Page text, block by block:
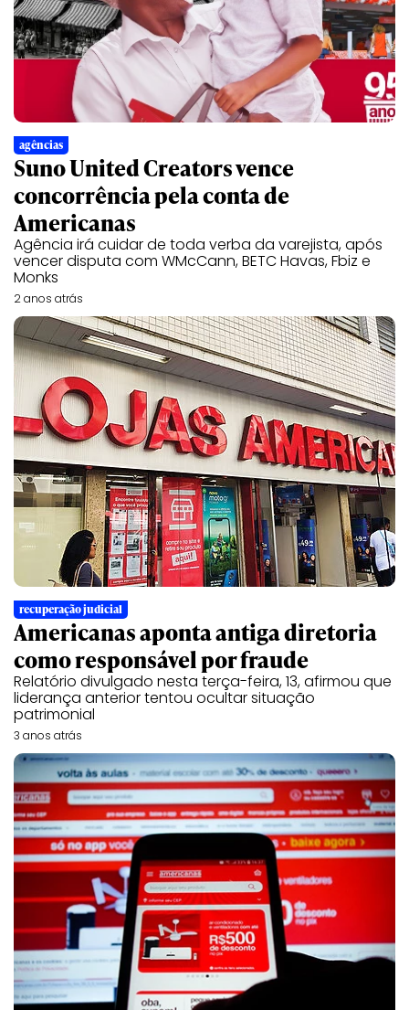
agências
Suno United Creators vence
concorrência pela conta de
Americanas
Agência irá cuidar de toda verba da varejista, após
vencer disputa com WMcCann, BETC Havas, Fbiz e
Monks
2 anos atrás
recuperação judicial
Americanas aponta antiga diretoria
como responsável por fraude
Relatório divulgado nesta terça-feira, 13, afirmou que
liderança anterior tentou ocultar situação
patrimonial
3 anos atrás